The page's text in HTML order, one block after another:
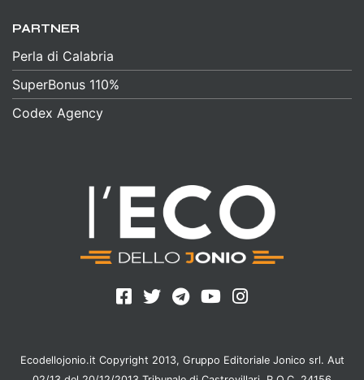
PARTNER
Perla di Calabria
SuperBonus 110%
Codex Agency
Ecodellojonio.it Copyright 2013, Gruppo Editoriale Jonico srl. Aut